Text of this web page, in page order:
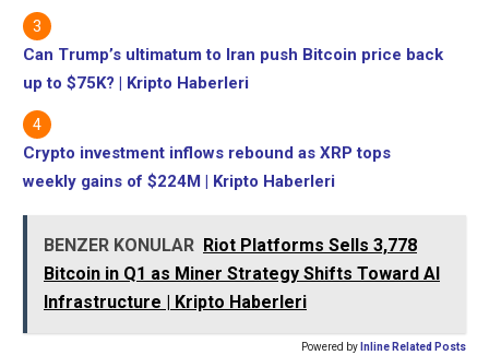
Can Trump’s ultimatum to Iran push Bitcoin price back
up to $75K? | Kripto Haberleri
Crypto investment inflows rebound as XRP tops
weekly gains of $224M | Kripto Haberleri
BENZER KONULAR Riot Platforms Sells 3,778
Bitcoin in Q1 as Miner Strategy Shifts Toward AI
Infrastructure | Kripto Haberleri
Powered by Inline Related Posts